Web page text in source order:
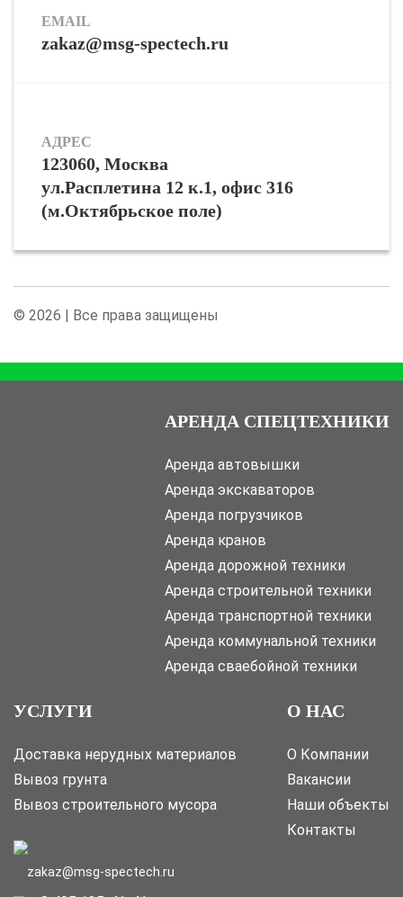
EMAIL
zakaz@msg-spectech.ru
АДРЕС
123060, Москва
ул.Расплетина 12 к.1, офис 316
(м.Октябрьское поле)
© 2026 | Все права защищены
АРЕНДА СПЕЦТЕХНИКИ
Аренда автовышки
Аренда экскаваторов
Аренда погрузчиков
Аренда кранов
Аренда дорожной техники
Аренда строительной техники
Аренда транспортной техники
Аренда коммунальной техники
Аренда сваебойной техники
УСЛУГИ
Доставка нерудных материалов
Вывоз грунта
Вывоз строительного мусора
О НАС
О Компании
Вакансии
Наши объекты
Контакты
zakaz@msg-spectech.ru